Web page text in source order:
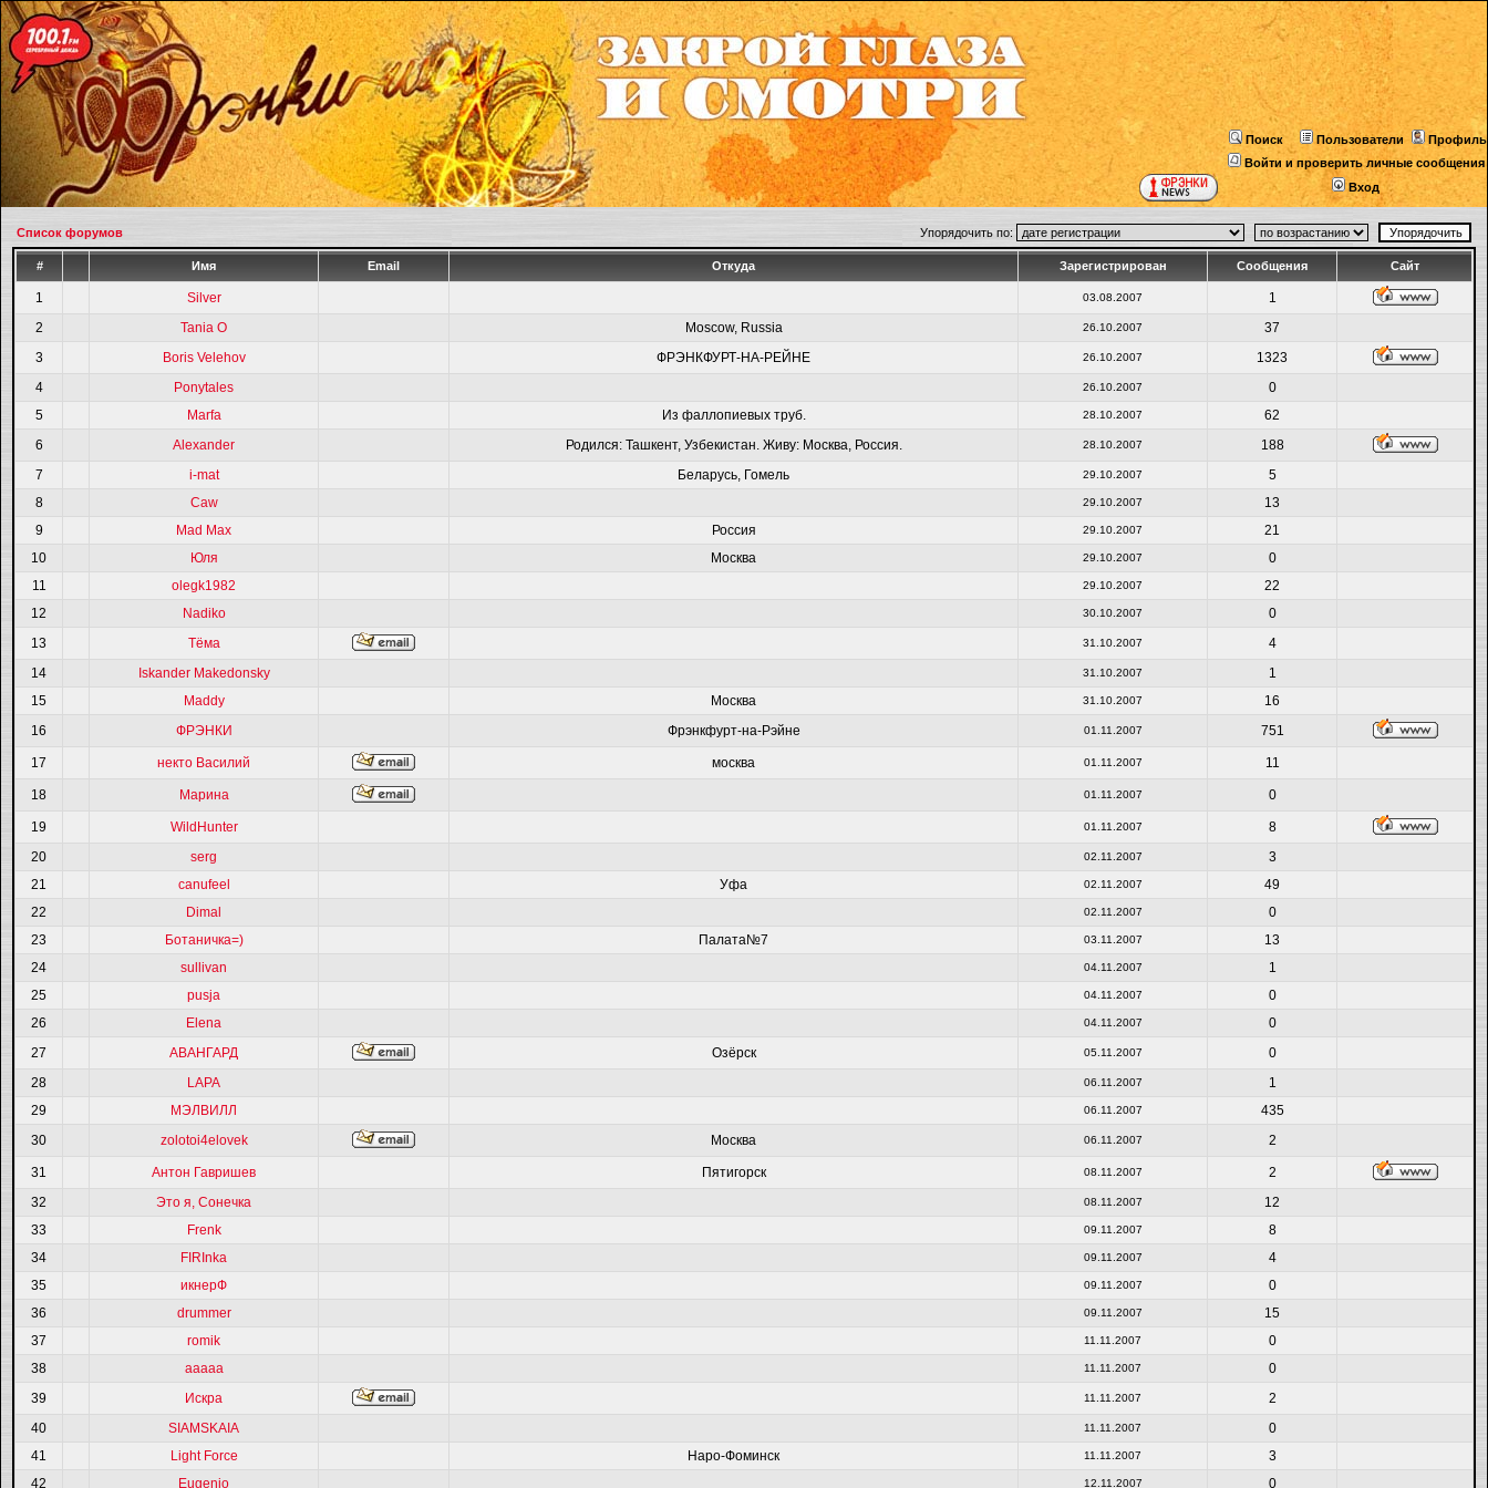
Поиск Пользователи
Профиль
Войти и проверить личные сообщения
Вход
Список форумов Упорядочить по:
# Имя Email Откуда Зарегистрирован Сообщения Сайт
1 Silver 03.08.2007
1
2
Tania O Moscow, Russia 26.10.2007
37
3
Boris Velehov ФРЭНКФУРТ-НА-РЕЙНЕ 26.10.2007
1323
4
Ponytales 26.10.2007
0
5
Marfa Из фаллопиевых труб. 28.10.2007
62
6
Alexander Родился: Ташкент, Узбекистан. Живу: Москва, Россия. 28.10.2007
188
7
i-mat Беларусь, Гомель 29.10.2007
5
8
Caw 29.10.2007
13
9
Mad Max Россия 29.10.2007
21
10
Юля Москва 29.10.2007
0
11
olegk1982 29.10.2007
22
12
Nadiko 30.10.2007
0
13
Тёма 31.10.2007
4
14
Iskander Makedonsky 31.10.2007
1
15
Maddy Москва 31.10.2007
16
16
ФРЭНКИ Фрэнкфурт-на-Рэйне 01.11.2007 751
17 некто Василий москва 01.11.2007 11
18 Марина 01.11.2007 0
19 WildHunter 01.11.2007
8
20
serg 02.11.2007
3
21
canufeel Уфа 02.11.2007
49
22
Dimal 02.11.2007
0
23
Ботаничка=) Палата№7 03.11.2007
13
24
sullivan 04.11.2007
1
25
pusja 04.11.2007
0
26
Elena 04.11.2007
0
27
АВАНГАРД Озёрск 05.11.2007
0
28
LAPA 06.11.2007
1
29
МЭЛВИЛЛ 06.11.2007
435
30
zolotoi4elovek Москва 06.11.2007 2
31 Антон Гавришев Пятигорск 08.11.2007
2
32
Это я, Сонечка 08.11.2007
12
33
Frenk 09.11.2007
8
34
FIRInka 09.11.2007
4
35
икнерФ 09.11.2007
0
36
drummer 09.11.2007
15
37
romik 11.11.2007
0
38
ааааа 11.11.2007
0
39
Искра 11.11.2007
2
40
SIAMSKAIA 11.11.2007
0
41
Light Force Наро-Фоминск 11.11.2007
3
42
Eugenio 12.11.2007 0